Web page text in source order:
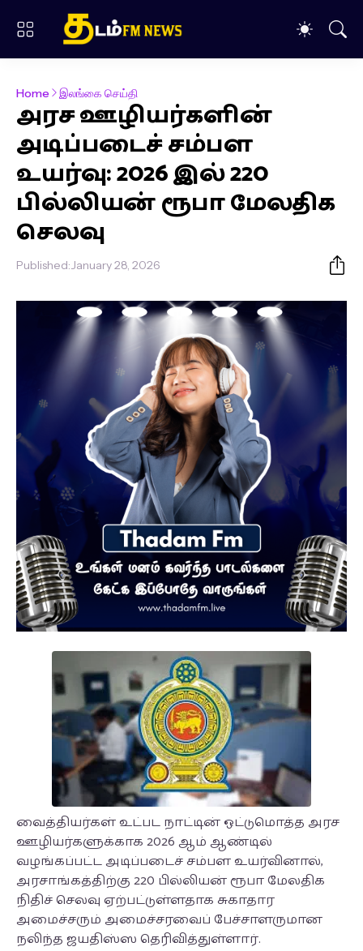
Home இலங்கை செய்தி
அரச ஊழியர்களின்
அடிப்படைச் சம்பள
உயர்வு: 2026 இல் 220
பில்லியன் ரூபா மேலதிக
செலவு
Published:January 28, 2026
வைத்தியர்கள் உட்பட நாட்டின் ஒட்டுமொத்த அரச
ஊழியர்களுக்காக 2026 ஆம் ஆண்டில்
வழங்கப்பட்ட அடிப்படைச் சம்பள உயர்வினால்,
அரசாங்கத்திற்கு 220 பில்லியன் ரூபா மேலதிக
நிதிச் செலவு ஏற்பட்டுள்ளதாக சுகாதார
அமைச்சரும் அமைச்சரவைப் பேச்சாளருமான
நலிந்த ஜயதிஸ்ஸ தெரிவித்துள்ளார்.